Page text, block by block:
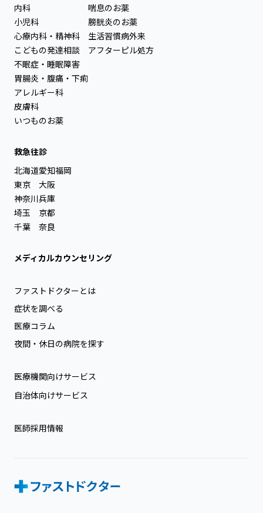
内科
小児科
心療内科・精神科
こどもの発達相談
不眠症・睡眠障害
胃腸炎・腹痛・下痢
アレルギー科
皮膚科
いつものお薬
喘息のお薬
膀胱炎のお薬
生活習慣病外来
アフターピル処方
救急往診
北海道
東京
神奈川
埼玉
千葉
愛知
大阪
兵庫
京都
奈良
福岡
メディカルカウンセリング
ファストドクターとは
症状を調べる
医療コラム
夜間・休日の病院を探す
医療機関向けサービス
自治体向けサービス
医師採用情報